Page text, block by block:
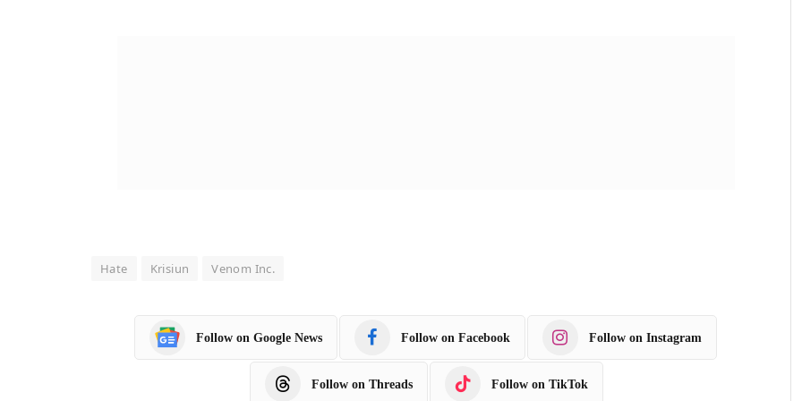
Hate Krisiun Venom Inc.
Follow on Google News Follow on Facebook Follow on Instagram
Follow on Threads Follow on TikTok